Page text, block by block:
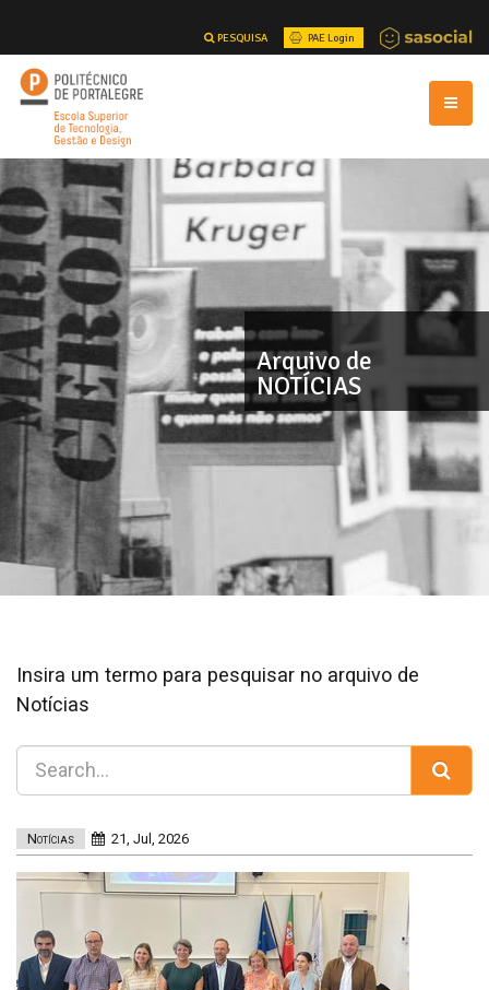
PAE Login
PESQUISA
Arquivo de
NOTÍCIAS
Insira um termo para pesquisar no arquivo de
Notícias
Notícias 21, Jul, 2026